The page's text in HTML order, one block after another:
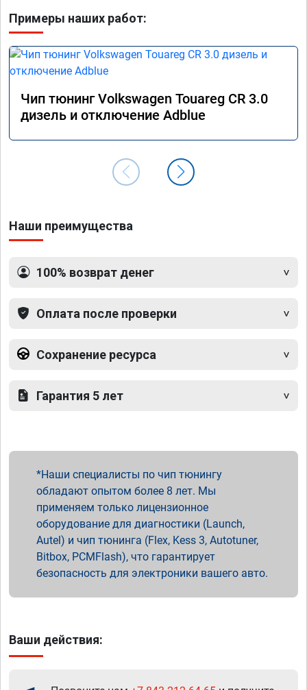
Примеры наших работ:
Чип тюнинг Volkswagen Touareg CR 3.0
дизель и отключение Adblue
Наши преимущества
100% возврат денег
Оплата после проверки
Сохранение ресурса
Гарантия 5 лет
Наши специалисты по чип тюнингу
обладают опытом более 8 лет. Мы
применяем только лицензионное
оборудование для диагностики (Launch,
Autel) и чип тюнинга (Flex, Kess 3, Autotuner,
Bitbox, PCMFlash), что гарантирует
безопасность для электроники вашего авто.
Ваши действия: